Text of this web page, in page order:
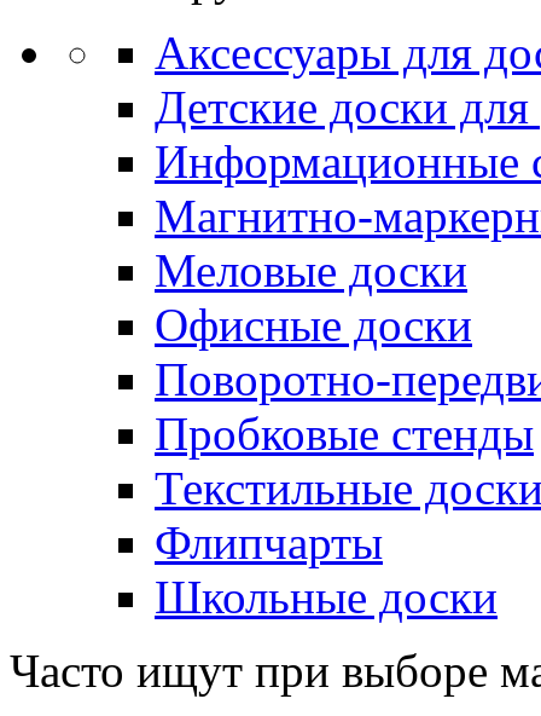
Аксессуары для
Детские доски
Информационные
Магнитно-
Меловые доски
Офисные доски
Поворотно-
Пробковые стенды
Текстильные
Флипчарты
Школьные доски
Часто ищут при выборе